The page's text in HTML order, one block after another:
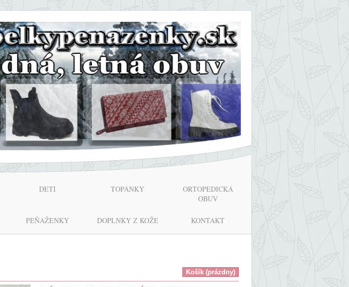
DETI TOPÁNKY
ORTOPEDICKÁ
OBUV
PEŇAŽENKY DOPLNKY Z KOŽE KONTAKT